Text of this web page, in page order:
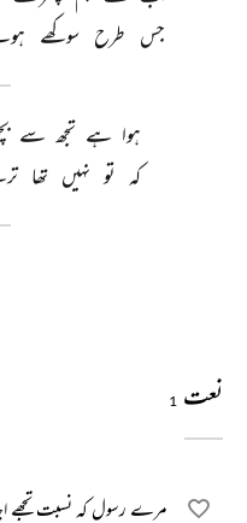
جس طرح سوکھے
ہوا ہے تجھ سے
کہ تو نہیں تھا
نعت 1
مرے رسول کہ نسبت تجھے